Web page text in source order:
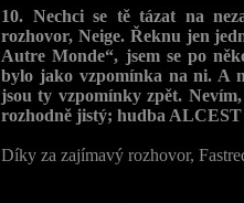
10. Nechci se tě tázat na
rozhovor, Neige. Řeknu jen
Autre Monde“, jsem se po
bylo jako vzpomínka na ni. A
jsou ty vzpomínky zpět.
rozhodně jistý; hudba
Díky za zajímavý rozhovor,